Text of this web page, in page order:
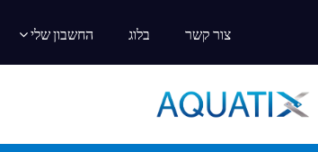
צור קשר בלוג החשבון שלי